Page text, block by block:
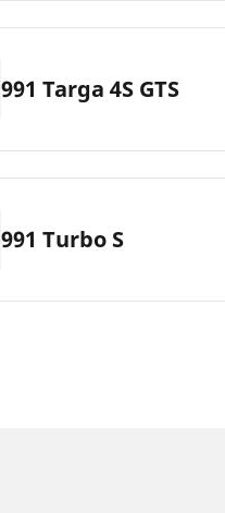
991 Targa 4S GTS
991 Turbo S